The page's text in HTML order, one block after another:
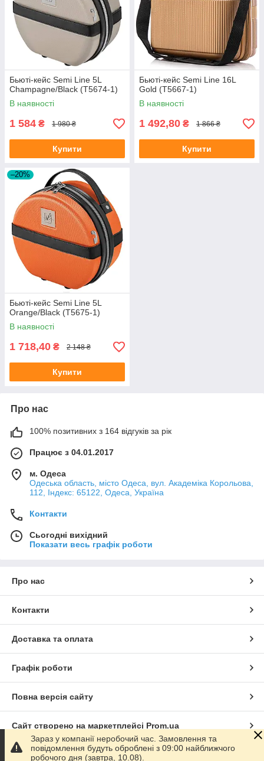
Бьюті-кейс Semi Line 5L
Champagne/Black (T5674-1)
В наявності
1 584 ₴ 1 980 ₴
Купити
Бьюті-кейс Semi Line 16L
Gold (T5667-1)
В наявності
1 492,80 ₴ 1 866 ₴
Купити
–20%
Бьюті-кейс Semi Line 5L
Orange/Black (T5675-1)
В наявності
1 718,40 ₴ 2 148 ₴
Купити
Про нас
100% позитивних з 164 відгуків за рік
Працює з 04.01.2017
м. Одеса
Одеська область, місто Одеса, вул. Академіка Корольова,
112, Індекс: 65122, Одеса, Україна
Контакти
Сьогодні вихідний
Показати весь графік роботи
Про нас
Контакти
Доставка та оплата
Графік роботи
Повна версія сайту
Сайт створено на маркетплейсі Prom.ua
Політика конфіденційності
Зараз у компанії неробочий час. Замовлення та
повідомлення будуть оброблені з 09:00 найближчого
робочого дня (завтра, 10.08).